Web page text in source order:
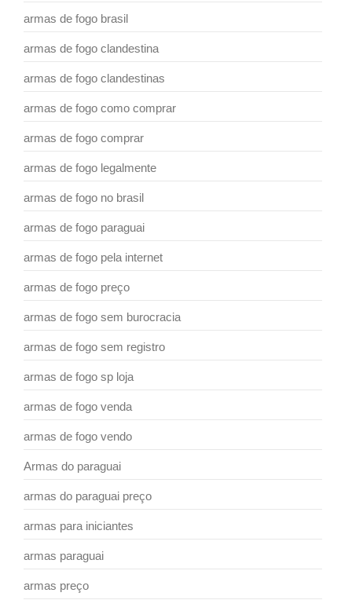
armas de fogo brasil
armas de fogo clandestina
armas de fogo clandestinas
armas de fogo como comprar
armas de fogo comprar
armas de fogo legalmente
armas de fogo no brasil
armas de fogo paraguai
armas de fogo pela internet
armas de fogo preço
armas de fogo sem burocracia
armas de fogo sem registro
armas de fogo sp loja
armas de fogo venda
armas de fogo vendo
Armas do paraguai
armas do paraguai preço
armas para iniciantes
armas paraguai
armas preço